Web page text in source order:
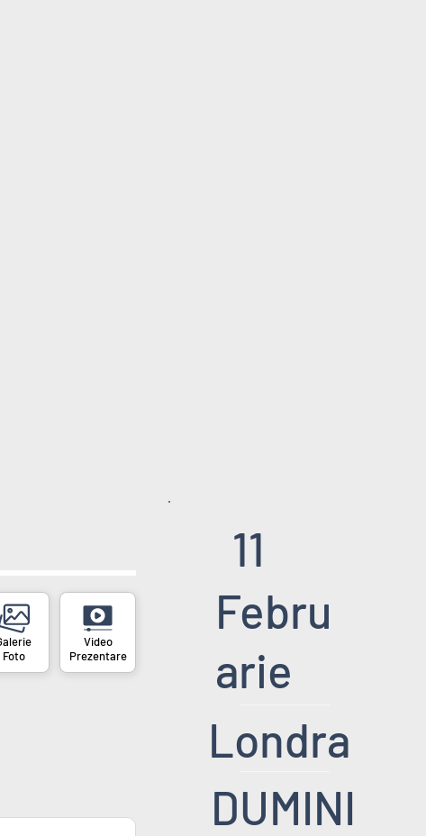
Foto
Prezentare
11
Febru
arie
Londra
DUMINI